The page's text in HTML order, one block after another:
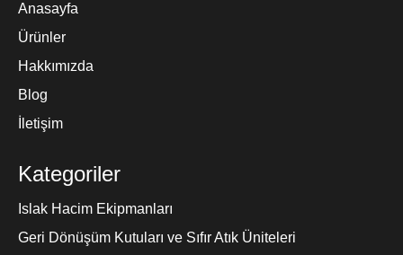
Anasayfa
Ürünler
Hakkımızda
Blog
İletişim
Kategoriler
Islak Hacim Ekipmanları
Geri Dönüşüm Kutuları ve Sıfır Atık Üniteleri